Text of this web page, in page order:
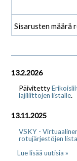
Sisarusten määrä
13.2.2026
Päivitetty
lajiliittojen listalle.
13.11.2025
VSKY -
rotujärjestöjen
Lue lisää uutisia »